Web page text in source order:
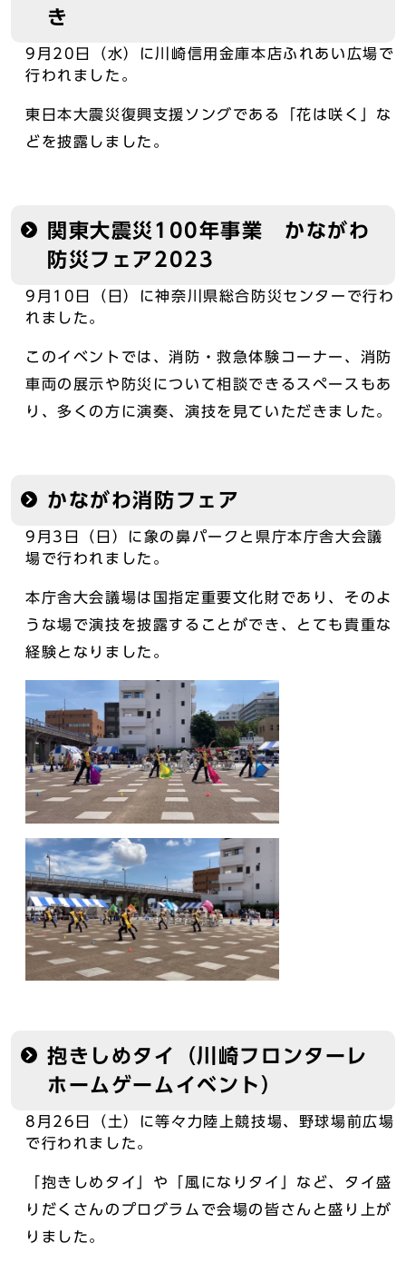
き
9月20日（水）に川崎信用金庫本店ふれあい広場で
行われました。
東日本大震災復興支援ソングである「花は咲く」な
どを披露しました。
関東大震災100年事業 かながわ
防災フェア2023
9月10日（日）に神奈川県総合防災センターで行わ
れました。
このイベントでは、消防・救急体験コーナー、消防
車両の展示や防災について相談できるスペースもあ
り、多くの方に演奏、演技を見ていただきました。
かながわ消防フェア
9月3日（日）に象の鼻パークと県庁本庁舎大会議
場で行われました。
本庁舎大会議場は国指定重要文化財であり、そのよ
うな場で演技を披露することができ、とても貴重な
経験となりました。
抱きしめタイ（川崎フロンターレ
ホームゲームイベント）
8月26日（土）に等々力陸上競技場、野球場前広場
で行われました。
「抱きしめタイ」や「風になりタイ」など、タイ盛
りだくさんのプログラムで会場の皆さんと盛り上が
りました。